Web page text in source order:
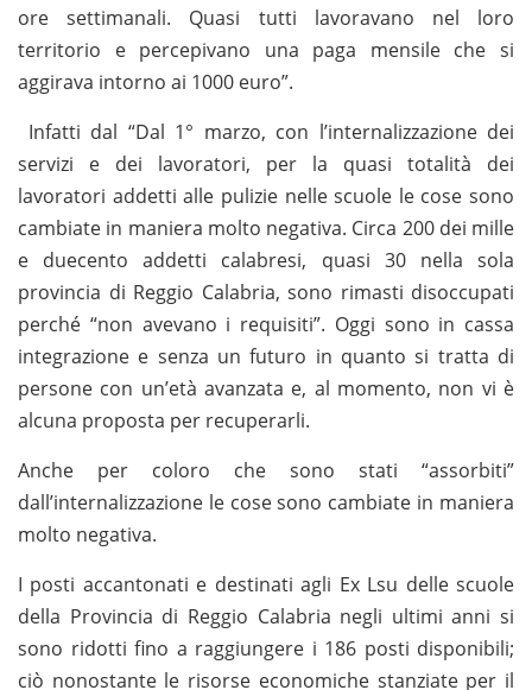
ore settimanali. Quasi tutti lavoravano nel loro
territorio e percepivano una paga mensile che si
aggirava intorno ai 1000 euro”.
Infatti dal “Dal 1° marzo, con l’internalizzazione dei
servizi e dei lavoratori, per la quasi totalità dei
lavoratori addetti alle pulizie nelle scuole le cose sono
cambiate in maniera molto negativa. Circa 200 dei mille
e duecento addetti calabresi, quasi 30 nella sola
provincia di Reggio Calabria, sono rimasti disoccupati
perché “non avevano i requisiti”. Oggi sono in cassa
integrazione e senza un futuro in quanto si tratta di
persone con un’età avanzata e, al momento, non vi è
alcuna proposta per recuperarli.
Anche per coloro che sono stati “assorbiti”
dall’internalizzazione le cose sono cambiate in maniera
molto negativa.
I posti accantonati e destinati agli Ex Lsu delle scuole
della Provincia di Reggio Calabria negli ultimi anni si
sono ridotti fino a raggiungere i 186 posti disponibili;
ciò nonostante le risorse economiche stanziate per il